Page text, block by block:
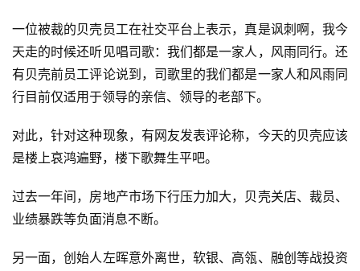
一位被裁的贝壳员工在社交平台上表示，真是讽刺啊，我今
天走的时候还听见唱司歌：我们都是一家人，风雨同行。还
有贝壳前员工评论说到，司歌里的我们都是一家人和风雨同
行目前仅适用于领导的亲信、领导的老部下。
对此，针对这种现象，有网友发表评论称，今天的贝壳应该
是楼上哀鸿遍野，楼下歌舞生平吧。
过去一年间，房地产市场下行压力加大，贝壳关店、裁员、
业绩暴跌等负面消息不断。
另一面，创始人左晖意外离世，软银、高瓴、融创等战投资